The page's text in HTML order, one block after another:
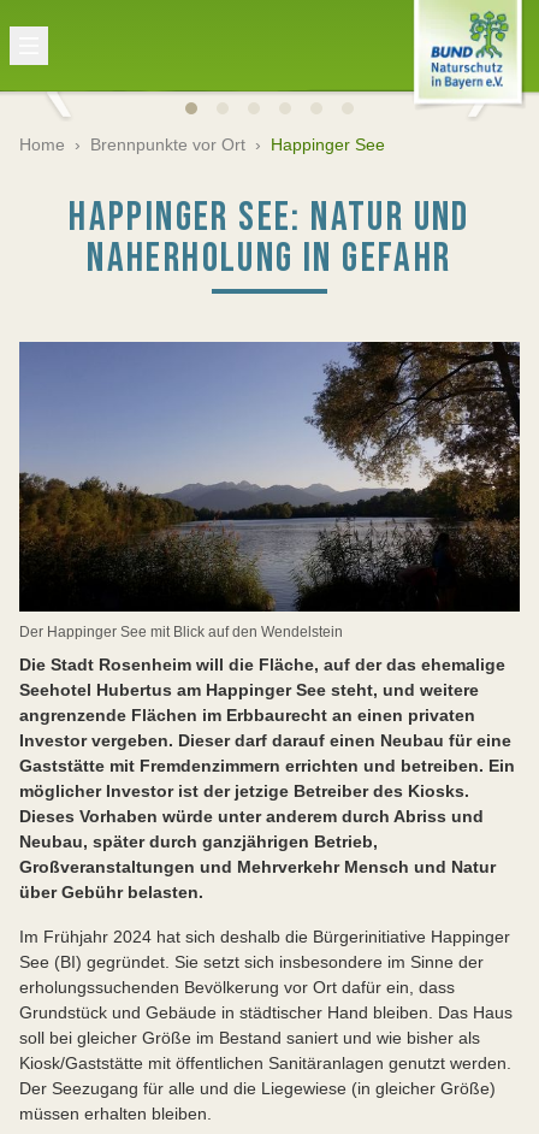
Home › Brennpunkte vor Ort › Happinger See
HAPPINGER SEE: NATUR UND
NAHERHOLUNG IN GEFAHR
Der Happinger See mit Blick auf den Wendelstein
Die Stadt Rosenheim will die Fläche, auf der das ehemalige
Seehotel Hubertus am Happinger See steht, und weitere
angrenzende Flächen im Erbbaurecht an einen privaten
Investor vergeben. Dieser darf darauf einen Neubau für eine
Gaststätte mit Fremdenzimmern errichten und betreiben. Ein
möglicher Investor ist der jetzige Betreiber des Kiosks.
Dieses Vorhaben würde unter anderem durch Abriss und
Neubau, später durch ganzjährigen Betrieb,
Großveranstaltungen und Mehrverkehr Mensch und Natur
über Gebühr belasten.
Im Frühjahr 2024 hat sich deshalb die Bürgerinitiative Happinger
See (BI) gegründet. Sie setzt sich insbesondere im Sinne der
erholungssuchenden Bevölkerung vor Ort dafür ein, dass
Grundstück und Gebäude in städtischer Hand bleiben. Das Haus
soll bei gleicher Größe im Bestand saniert und wie bisher als
Kiosk/Gaststätte mit öffentlichen Sanitäranlagen genutzt werden.
Der Seezugang für alle und die Liegewiese (in gleicher Größe)
müssen erhalten bleiben.